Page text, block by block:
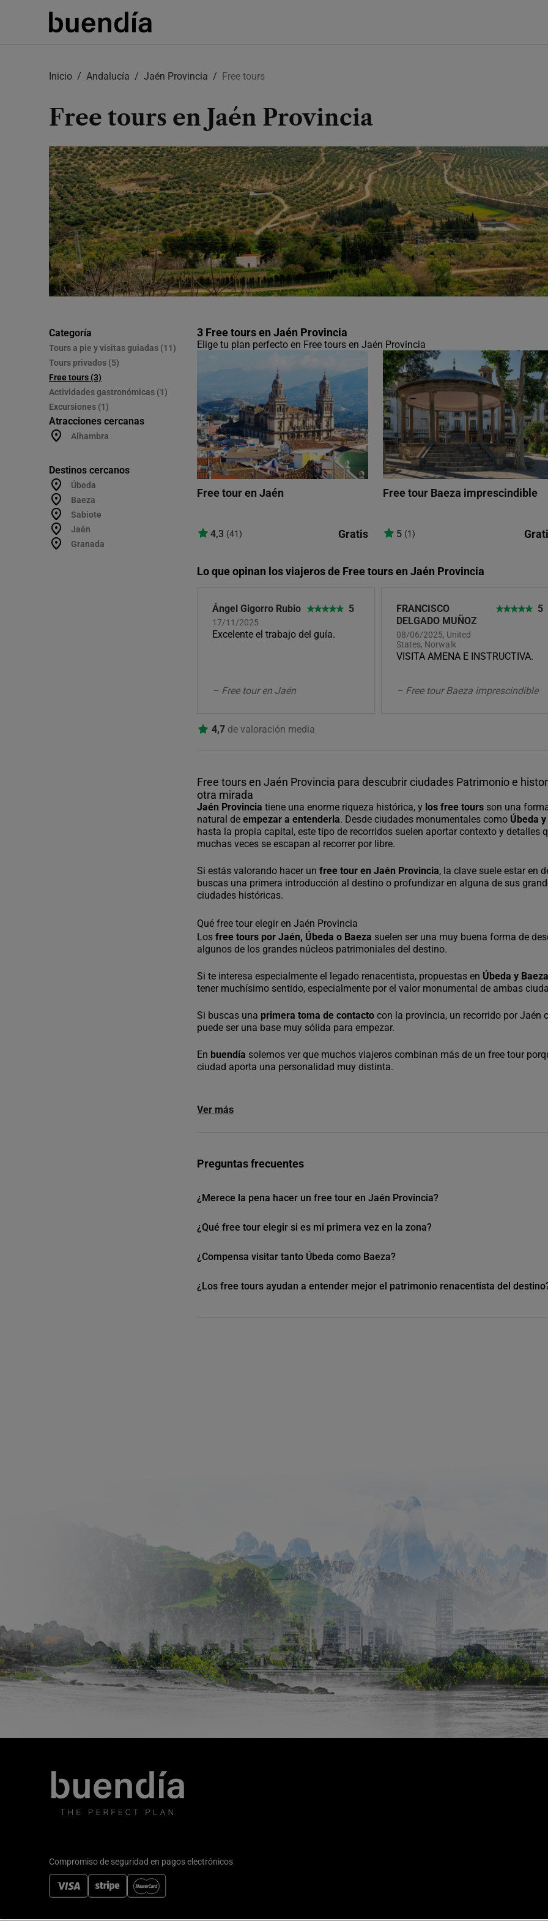
Inicio Andalucía Jaén Provincia Free tours
Free tours en Jaén Provincia
Categoría
Tours a pie y visitas guiadas (11)
Tours privados (5)
Free tours (3)
Actividades gastronómicas (1)
Excursiones (1)
Atracciones cercanas
Alhambra
Destinos cercanos
Úbeda
Baeza
Sabiote
Jaén
Granada
3 Free tours en Jaén Provincia
Elige tu plan perfecto en Free tours en Jaén Provincia
Free tour en Jaén
4,3 (41) Gratis
Free tour Baeza imprescindible
5 (1)
Lo que opinan los viajeros de Free tours en Jaén Provincia
Ángel Gigorro Rubio
17/11/2025
5
Excelente el trabajo del guía.
– Free tour en Jaén
FRANCISCO
DELGADO MUÑOZ
08/06/2025, United
States, Norwalk
5
VISITA AMENA E INSTRUCTIVA.
– Free tour Baeza imprescindible
4,7 de valoración media
Free tours en Jaén Provincia para descubrir ciudades Patrimonio e
otra mirada
Jaén Provincia tiene una enorme riqueza histórica, y los free tours son una
natural deempezar a entenderla. Desde ciudades monumentales como Úbeda
hasta la propia capital, este tipo de recorridos suelen aportar contexto y detalles
muchas veces se escapan al recorrer por libre.
Si estás valorando hacer unfree tour en Jaén Provincia, la clave suele estar en
buscas una primera introducción al destino o profundizar en alguna de sus
ciudades históricas.
Qué free tour elegir en Jaén Provincia
Losfree tours por Jaén, Úbeda o Baeza suelen ser una muy buena forma de
algunos de los grandes núcleos patrimoniales del destino.
Si te interesa especialmente el legado renacentista, propuestas en Úbeda y
tener muchísimo sentido, especialmente por el valor monumental de ambas
Si buscas una primera toma de contacto con la provincia, un recorrido por Jaén
puede ser una base muy sólida para empezar.
En buendía solemos ver que muchos viajeros combinan más de un free tour
ciudad aporta una personalidad muy distinta.
Ver más
Preguntas frecuentes
¿Merece la pena hacer un free tour en Jaén Provincia?
¿Qué free tour elegir si es mi primera vez en la zona?
¿Compensa visitar tanto Úbeda como Baeza?
¿Los free tours ayudan a entender mejor el patrimonio renacentista del
Compromiso de seguridad en pagos electrónicos